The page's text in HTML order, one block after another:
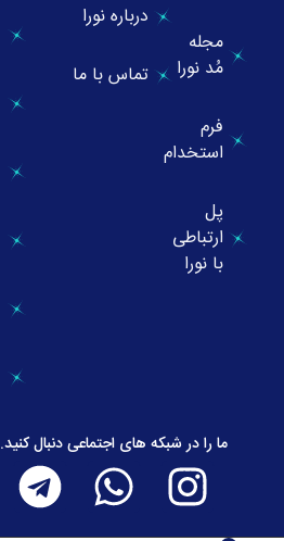
مجله
مُد نورا
فرم
استخدام
پل
ارتباطی
با نورا
درباره نورا
تماس با ما
ما را در شبکه های اجتماعی دنبال کنید.